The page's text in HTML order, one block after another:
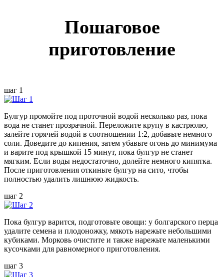
Пошаговое
приготовление
шаг 1
Булгур промойте под проточной водой несколько раз, пока
вода не станет прозрачной. Переложите крупу в кастрюлю,
залейте горячей водой в соотношении 1:2, добавьте немного
соли. Доведите до кипения, затем убавьте огонь до минимума
и варите под крышкой 15 минут, пока булгур не станет
мягким. Если воды недостаточно, долейте немного кипятка.
После приготовления откиньте булгур на сито, чтобы
полностью удалить лишнюю жидкость.
шаг 2
Пока булгур варится, подготовьте овощи: у болгарского перца
удалите семена и плодоножку, мякоть нарежьте небольшими
кубиками. Морковь очистите и также нарежьте маленькими
кусочками для равномерного приготовления.
шаг 3